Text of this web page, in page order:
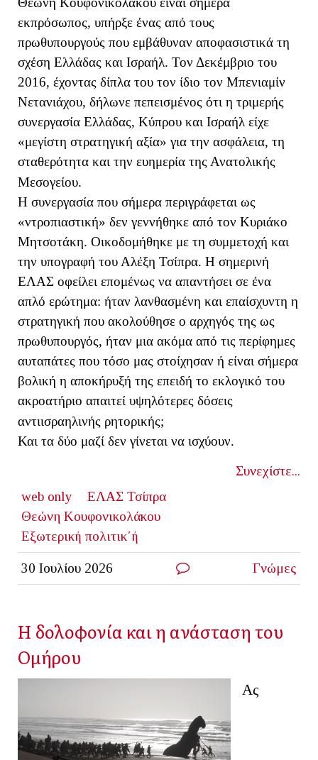
εκπρόσωπος, υπήρξε ένας από τους
πρωθυπουργούς που εμβάθυναν αποφασιστικά τη
σχέση Ελλάδας και Ισραήλ. Τον Δεκέμβριο του
2016, έχοντας δίπλα του τον ίδιο τον Μπενιαμίν
Νετανιάχου, δήλωνε πεπεισμένος ότι η τριμερής
συνεργασία Ελλάδας, Κύπρου και Ισραήλ είχε
«μεγίστη στρατηγική αξία» για την ασφάλεια, τη
σταθερότητα και την ευημερία της Ανατολικής
Μεσογείου.
Η συνεργασία που σήμερα περιγράφεται ως
«ντροπιαστική» δεν γεννήθηκε από τον Κυριάκο
Μητσοτάκη. Οικοδομήθηκε με τη συμμετοχή και
την υπογραφή του Αλέξη Τσίπρα. Η σημερινή
ΕΛΑΣ οφείλει επομένως να απαντήσει σε ένα
απλό ερώτημα: ήταν λανθασμένη και επαίσχυντη η
στρατηγική που ακολούθησε ο αρχηγός της ως
πρωθυπουργός, ήταν μια ακόμα από τις περίφημες
αυταπάτες που τόσο μας στοίχησαν ή είναι σήμερα
βολική η αποκήρυξή της επειδή το εκλογικό του
ακροατήριο απαιτεί υψηλότερες δόσεις
αντιισραηλινής ρητορικής;
Και τα δύο μαζί δεν γίνεται να ισχύουν.
Συνεχίστε...
web only
ΕΛΑΣ Τσίπρα
Θεώνη Κουφονικολάκου
Εξωτερική πολιτικ΄ή
30 Ιουλίου 2026 Γνώμες
Η δολοφονία και η ανάσταση του
Ομήρου
Ας